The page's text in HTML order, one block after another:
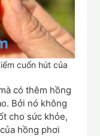
cuốn hút của
có thêm hồng
Bởi nó không
cho sức khỏe,
hồng phơi